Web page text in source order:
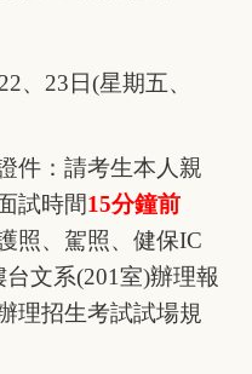
、23日(星期五、
件：請考生本人親
試時間15分鐘前
照、駕照、健保IC
文系(201室)辦理報
理招生考試試場規